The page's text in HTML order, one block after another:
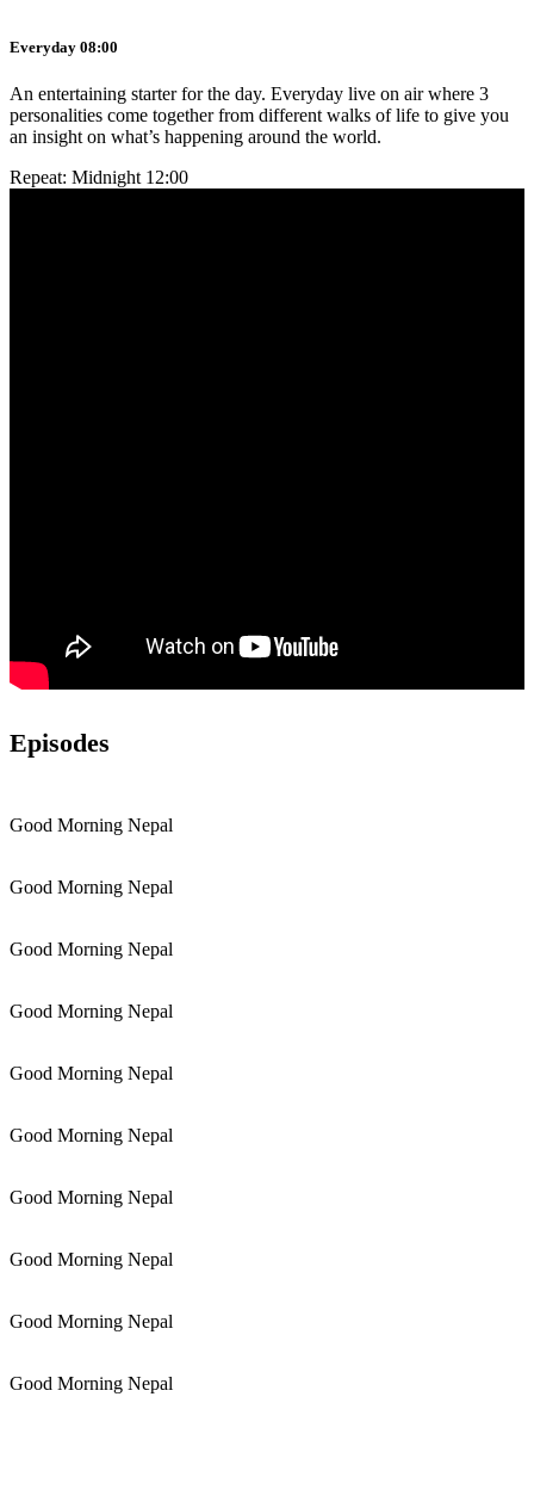
Everyday 08:00
An entertaining starter for the day. Everyday live on air where 3
personalities come together from different walks of life to give you
an insight on what’s happening around the world.
Repeat: Midnight 12:00
Episodes
Good Morning Nepal
Good Morning Nepal
Good Morning Nepal
Good Morning Nepal
Good Morning Nepal
Good Morning Nepal
Good Morning Nepal
Good Morning Nepal
Good Morning Nepal
Good Morning Nepal